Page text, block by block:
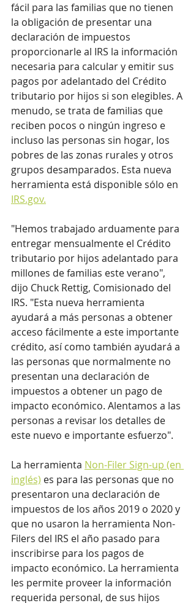
fácil para las familias que no tienen
la obligación de presentar una
declaración de impuestos
proporcionarle al IRS la información
necesaria para calcular y emitir sus
pagos por adelantado del Crédito
tributario por hijos si son elegibles. A
menudo, se trata de familias que
reciben pocos o ningún ingreso e
incluso las personas sin hogar, los
pobres de las zonas rurales y otros
grupos desamparados. Esta nueva
herramienta está disponible sólo en
IRS.gov.
"Hemos trabajado arduamente para
entregar mensualmente el Crédito
tributario por hijos adelantado para
millones de familias este verano",
dijo Chuck Rettig, Comisionado del
IRS. "Esta nueva herramienta
ayudará a más personas a obtener
acceso fácilmente a este importante
crédito, así como también ayudará a
las personas que normalmente no
presentan una declaración de
impuestos a obtener un pago de
impacto económico. Alentamos a las
personas a revisar los detalles de
este nuevo e importante esfuerzo".
La herramienta Non-Filer Sign-up (en
inglés) es para las personas que no
presentaron una declaración de
impuestos de los años 2019 o 2020 y
que no usaron la herramienta Non-
Filers del IRS el año pasado para
inscribirse para los pagos de
impacto económico. La herramienta
les permite proveer la información
requerida personal, de sus hijos